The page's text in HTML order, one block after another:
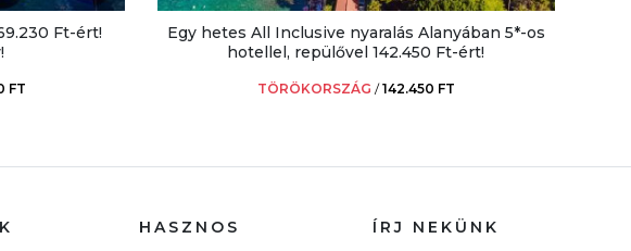
Ft-ért!
FT
Egy hetes All Inclusive nyaralás Alanyában 5*-os
hotellel, repülővel 142.450 Ft-ért!
TÖRÖKORSZÁG /142.450 FT
HASZNOS ÍRJ NEKÜNK